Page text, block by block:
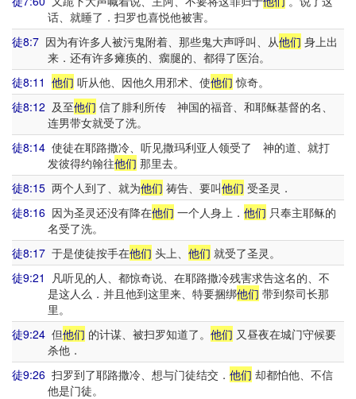
话、就睡了．扫罗也喜悦他被害。
徒8:7 因为有许多人被污鬼附着、那些鬼大声呼叫、从他们 身上出
来．还有许多瘫痪的、瘸腿的、都得了医治。
徒8:11 他们 听从他、因他久用邪术、使他们 惊奇。
徒8:12 及至他们 信了腓利所传 神国的福音、和耶稣基督的名、
连男带女就受了洗。
徒8:14 使徒在耶路撒冷、听见撒玛利亚人领受了 神的道、就打
发彼得约翰往他们 那里去。
徒8:15 两个人到了、就为他们 祷告、要叫他们 受圣灵．
徒8:16 因为圣灵还没有降在他们 一个人身上． 他们 只奉主耶稣的
名受了洗。
徒8:17 于是使徒按手在他们 头上、 他们 就受了圣灵。
徒9:21
凡听见的人、都惊奇说、在耶路撒冷残害求告这名的、不
是这人么．并且他到这里来、特要捆绑他们 带到祭司长那
里。
徒9:24 但他们 的计谋、被扫罗知道了。 他们 又昼夜在城门守候要
杀他．
徒9:26 扫罗到了耶路撒冷、想与门徒结交． 他们 却都怕他、不信
他是门徒。